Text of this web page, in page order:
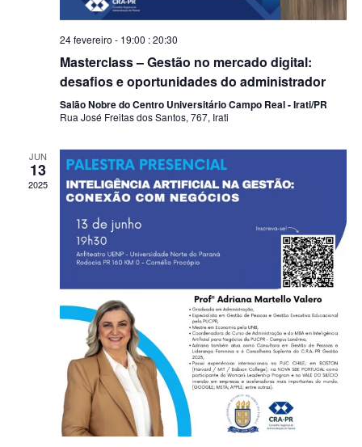
24 fevereiro - 19:00 :20:30
Masterclass – Gestão no mercado digital:
desafios e oportunidades do administrador
Salão Nobre do Centro Universitário Campo Real - Irati/PR
Rua José Freitas dos Santos, 767, Irati
JUN
13
2025